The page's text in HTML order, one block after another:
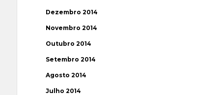
Dezembro 2014
Novembro 2014
Outubro 2014
Setembro 2014
Agosto 2014
Julho 2014